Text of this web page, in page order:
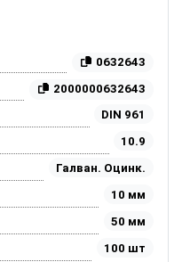
0632643
2000000632643
DIN 961
10.9
Галван. Оцинк.
10 мм
50 мм
100 шт